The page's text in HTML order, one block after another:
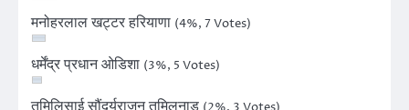
मनोहरलाल खट्टर हरियाणा (4%, 7 Votes)
धर्मेंद्र प्रधान ओडिशा (3%, 5 Votes)
तमिलिसाई सौंदर्यराजन तमिलनाडु